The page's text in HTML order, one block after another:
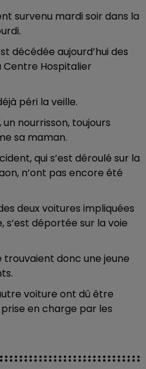
survenu mardi soir dans la
décédée aujourd’hui des
Centre Hospitalier
péri la veille.
nourrisson, toujours
sa maman.
qui s’est déroulé sur la
n’ont pas encore été
deux voitures impliquées
déportée sur la voie
trouvaient donc une jeune
voiture ont dû être
en charge par les